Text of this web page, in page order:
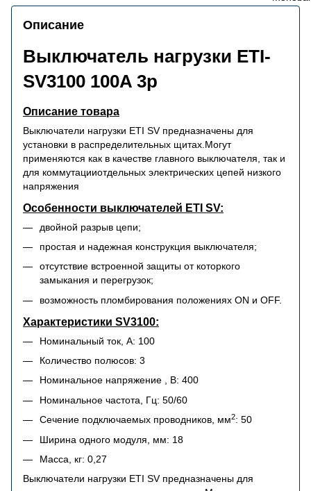
Описание
Выключатель нагрузки ETI-
SV3100 100A 3p
Описание товара
Выключатели нагрузки ETI SV предназначены для
установки в распределительных щитах.Могут
применяются как в качестве главного выключателя, так и
для коммутацииотдельных электрических цепей низкого
напряжения
Особенности выключателей ETI SV:
двойной разрыв цепи;
простая и надежная конструкция выключателя;
отсутствие встроенной защиты от которкого
замыкания и перегрузок;
возможность пломбирования положениях ON и OFF.
Характеристики SV3100:
Номинальный ток, А: 100
Количество полюсов: 3
Номинальное напряжение , В: 400
Номинальное частота, Гц: 50/60
Сечение подключаемых проводников, мм2: 50
Ширина одного модуля, мм: 18
Масса, кг: 0,27
Выключатели нагрузки ETI SV предназначены для